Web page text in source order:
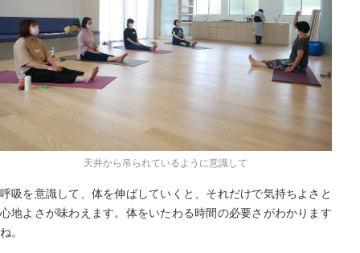
天井から吊られているように意識して
呼吸を意識して、体を伸ばしていくと、それだけで気持ちよさと
心地よさが味わえます。体をいたわる時間の必要さがわかります
ね。